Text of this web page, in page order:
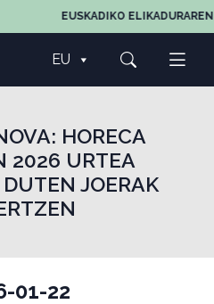
EUSKADIKO ELIKADURAREN,
EU
HORECA
2026 URTEA
JOERAK
01-22